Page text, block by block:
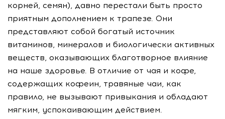
корней, семян), давно перестали быть просто
приятным дополнением к трапезе. Они
представляют собой богатый источник
витаминов, минералов и биологически активных
веществ, оказывающих благотворное влияние
на наше здоровье. В отличие от чая и кофе,
содержащих кофеин, травяные чаи, как
правило, не вызывают привыкания и обладают
мягким, успокаивающим действием.